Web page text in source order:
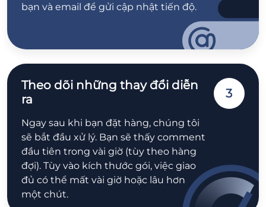
bạn và email để gửi cập nhật tiến độ.
Theo dõi những thay đổi diễn
ra
Ngay sau khi bạn đặt hàng, chúng tôi
sẽ bắt đầu xử lý. Bạn sẽ thấy comment
đầu tiên trong vài giờ (tùy theo hàng
đợi). Tùy vào kích thước gói, việc giao
đủ có thể mất vài giờ hoặc lâu hơn
một chút.
3